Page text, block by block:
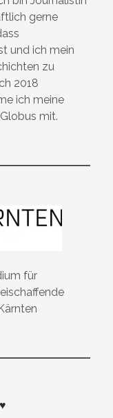
gerne
und ich mein
zu
2018
ich meine
mit.
für